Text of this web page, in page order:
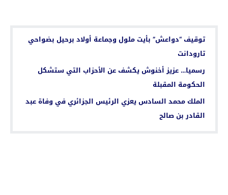
توقيف “دواعش” بأيت ملول وجماعة أولاد برحيل بضواحي
تارودانت
رسميا… عزيز أخنوش يكشف عن الأحزاب التي ستشكل
الحكومة المقبلة
الملك محمد السادس يعزي الرئيس الجزائري في وفاة عبد
القادر بن صالح